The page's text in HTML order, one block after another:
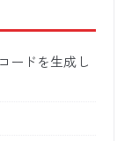
ードを生成し